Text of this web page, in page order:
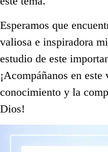
Esperamos que
valiosa e inspiradora
estudio de este
¡Acompáñanos en
conocimiento y la
Dios!